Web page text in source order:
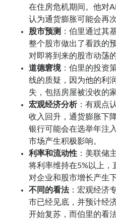
在住房危机期间。他对
认为通货膨胀可能会再
股市预测
：伯里通过其
整个股市做出了看跌的
对即将到来的股市动荡
道德窘境：伯里的投资
线的质疑，因为他的利
失，包括房屋被没收的家
宏观经济分析：有观点
收入回升，通货膨胀下
银行可能会在选举年注
市场产生积极影响。
利率和流动性 ：美联储
将利率维持在5%以上，
对企业和股市增长产生
不同的看法：宏观经济
市已经见底，并预计经
开始复苏，而伯里的看